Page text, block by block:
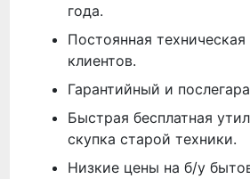
года.
Постоянная
клиентов.
Гарантийный и
Быстрая бесплатная
скупка старой техники.
Низкие цены на б/у